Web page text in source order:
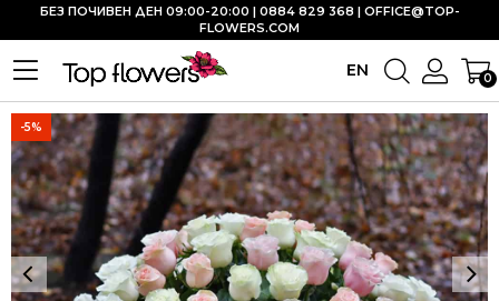
EN 0
БЕЗ ПОЧИВЕН ДЕН 09:00-20:00 | 0884 829 368 | OFFICE@TOP-
FLOWERS.COM
-5%